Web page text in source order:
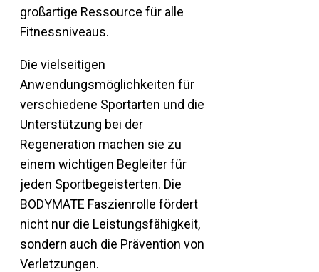
großartige Ressource für alle
Fitnessniveaus.
Die vielseitigen
Anwendungsmöglichkeiten für
verschiedene Sportarten und die
Unterstützung bei der
Regeneration machen sie zu
einem wichtigen Begleiter für
jeden Sportbegeisterten. Die
BODYMATE Faszienrolle fördert
nicht nur die Leistungsfähigkeit,
sondern auch die Prävention von
Verletzungen.